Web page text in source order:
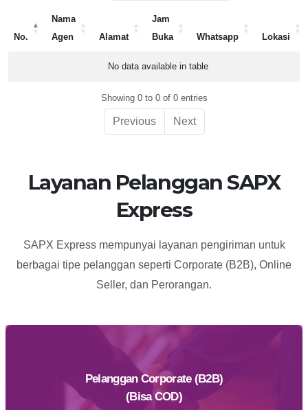
No.
Nama
Agen
Alamat
Jam
Buka
Whatsapp Lokasi
Alamat
Jam
Whatsapp
No data available in table
Showing 0 to 0 of 0 entries
Previous Next
Layanan Pelanggan SAPX
Express
SAPX Express mempunyai layanan pengiriman untuk
berbagai tipe pelanggan seperti Corporate (B2B), Online
Seller, dan Perorangan.
Pelanggan Corporate (B2B)
(Bisa COD)